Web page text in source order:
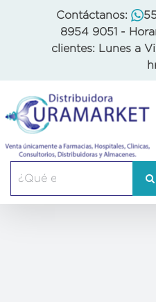
Contáctanos:
8954 9051 -
clientes: Lunes a